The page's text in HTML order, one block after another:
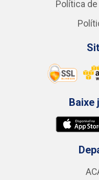
Política
Baixe